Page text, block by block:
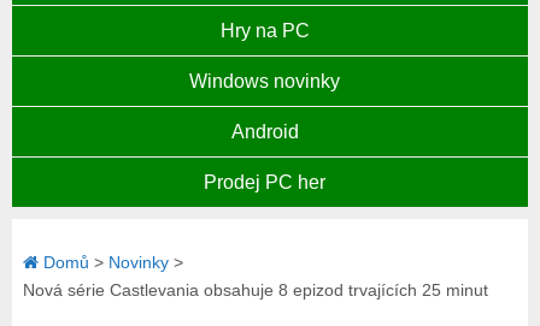
Hry na PC
Windows novinky
Android
Prodej PC her
Domů > Novinky>
Nová série Castlevania obsahuje 8 epizod trvajících 25 minut